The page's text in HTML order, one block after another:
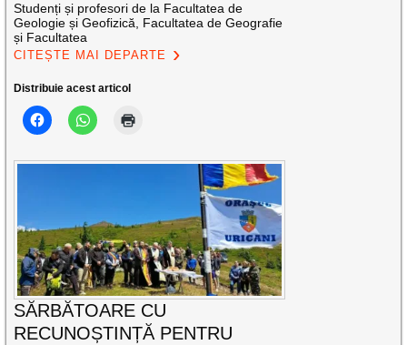
Studenți și profesori de la Facultatea de
Geologie și Geofizică, Facultatea de Geografie
și Facultatea
CITEȘTE MAI DEPARTE
Distribuie acest articol
SĂRBĂTOARE CU
RECUNOȘTINȚĂ PENTRU